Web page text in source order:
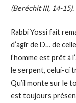
(Beréchit III, 14-15).
Rabbi Yossi fait
d’agir de D… de
l’homme est prêt à
le serpent, celui-ci
Qu’il monte sur le
est toujours